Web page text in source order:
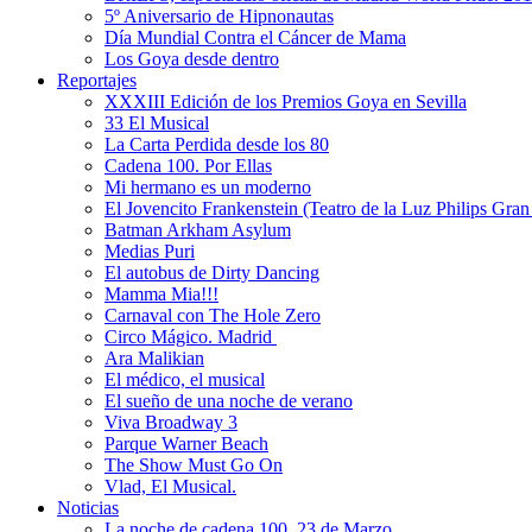
5º Aniversario de Hipnonautas
Día Mundial Contra el Cáncer de Mama
Los Goya desde dentro
Reportajes
XXXIII Edición de los Premios Goya en Sevilla
33 El Musical
La Carta Perdida desde los 80
Cadena 100. Por Ellas
Mi hermano es un moderno
El Jovencito Frankenstein (Teatro de la Luz Philips
Batman Arkham Asylum
Medias Puri
El autobus de Dirty Dancing
Mamma Mia!!!
Carnaval con The Hole Zero
Circo Mágico. Madrid
Ara Malikian
El médico, el musical
El sueño de una noche de verano
Viva Broadway 3
Parque Warner Beach
The Show Must Go On
Vlad, El Musical.
Noticias